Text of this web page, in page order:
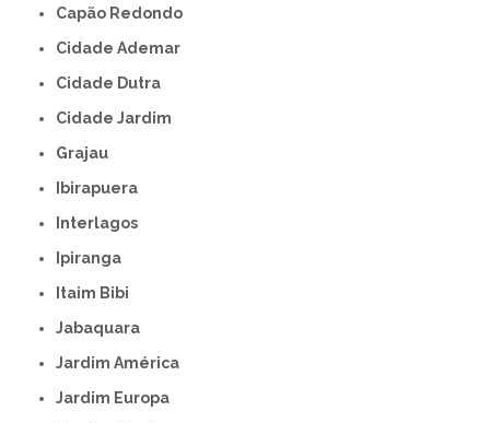
Capão Redondo
Cidade Ademar
Cidade Dutra
Cidade Jardim
Grajau
Ibirapuera
Interlagos
Ipiranga
Itaim Bibi
Jabaquara
Jardim América
Jardim Europa